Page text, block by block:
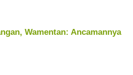
Wamentan: Ancamannya